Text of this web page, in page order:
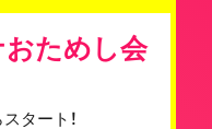
おためし会
タート！